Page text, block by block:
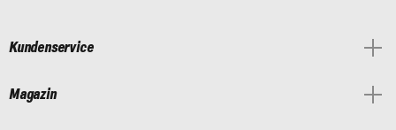
Kundenservice
Magazin